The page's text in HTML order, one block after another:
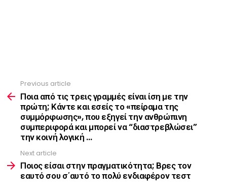
more
Previous article
Ποια από τις τρεις γραμμές είναι ίση με την
πρώτη; Κάντε και εσείς το «πείραμα της
συμμόρφωσης», που εξηγεί την ανθρώπινη
συμπεριφορά και μπορεί να “διαστρεβλώσει”
την κοινή λογική …
Next article
Ποιος είσαι στην πραγματικότητα; Βρες τον
εαυτό σου σ΄αυτό το πολύ ενδιαφέρον τεστ